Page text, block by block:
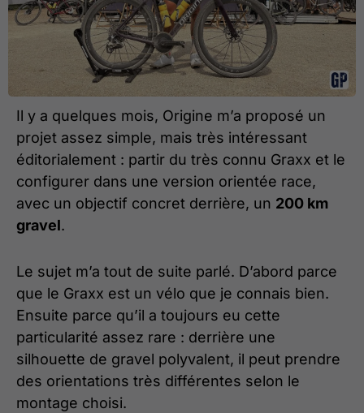
Il y a quelques mois, Origine m’a proposé un
projet assez simple, mais très intéressant
éditorialement : partir du très connu Graxx et le
configurer dans une version orientée race,
avec un objectif concret derrière, un 200 km
gravel.
Le sujet m’a tout de suite parlé. D’abord parce
que le Graxx est un vélo que je connais bien.
Ensuite parce qu’il a toujours eu cette
particularité assez rare : derrière une
silhouette de gravel polyvalent, il peut prendre
des orientations très différentes selon le
montage choisi.